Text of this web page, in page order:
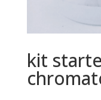
kit